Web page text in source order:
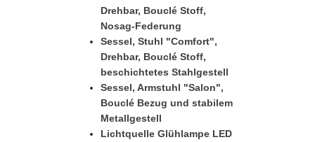
Drehbar, Bouclé Stoff,
Nosag-Federung
Sessel, Stuhl "Comfort",
Drehbar, Bouclé Stoff,
beschichtetes Stahlgestell
Sessel, Armstuhl "Salon",
Bouclé Bezug und stabilem
Metallgestell
Lichtquelle Glühlampe LED